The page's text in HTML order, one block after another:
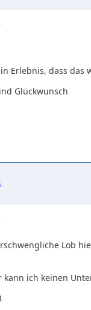
Erlebnis, dass das
Glückwunsch
Lob
kann ich keinen